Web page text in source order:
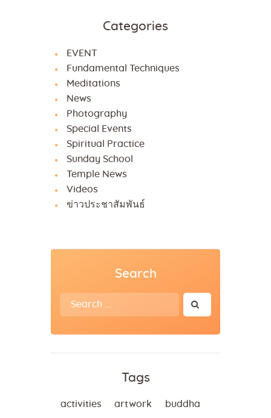
Categories
EVENT
Fundamental Techniques
Meditations
News
Photography
Special Events
Spiritual Practice
Sunday School
Temple News
Videos
ข่าวประชาสัมพันธ์
Search
Search
for:
Tags
activities artwork buddha